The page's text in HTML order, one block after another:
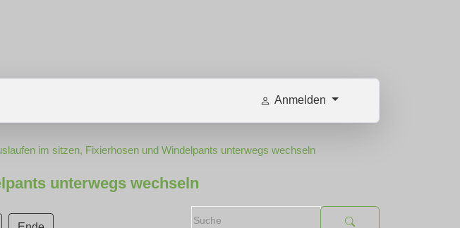
Anmelden
im sitzen, Fixierhosen und Windelpants unterwegs wechseln
unterwegs wechseln